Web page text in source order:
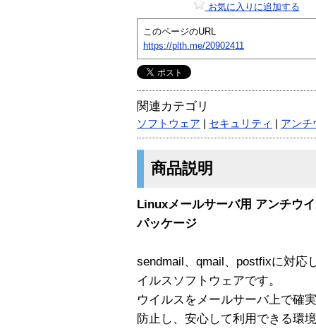
お気に入りに追加する
このページのURL
https://plth.me/20902411
関連カテゴリ
ソフトウェア セキュリティ アンチ
商品説明
Linuxメールサーバ用 アンチウ
パッケージ
sendmail、qmail、postfixに対応
イルスソフトウェアです。
ウイルスをメールサーバ上で確
防止し、安心して利用できる環